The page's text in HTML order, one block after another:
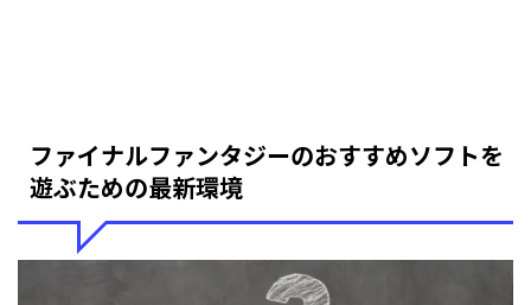
ファイナルファンタジーのおすすめソフトを
遊ぶための最新環境